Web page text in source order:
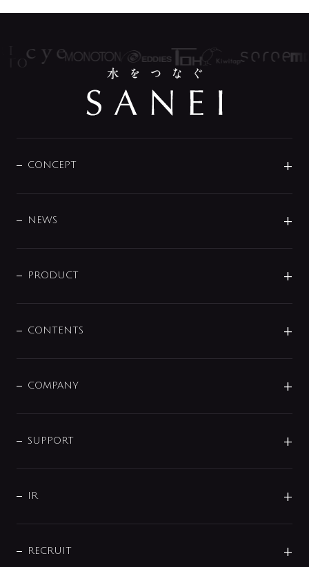
CONCEPT
DESIGN
NEWS
商品に関して
その他
PRODUCT
センサー・タッチ水栓
単水栓
分岐
配管システム
バス・空調周辺用品
CONTENTS
じぶんシャワーが見つかる
COMPANY
企業理念
会社概要
事業所案内
SUPPORT
よくあるご質問
データダウンロード
IR
IRニュース
RECRUIT